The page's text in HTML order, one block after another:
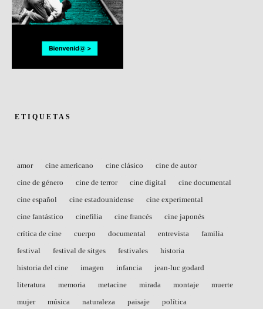
ETIQUETAS
amor cine americano cine clásico
cine de autor
cine de género
cine de terror cine digital
cine documental
cine español
cine estadounidense
cine experimental
cine fantástico
cinefilia cine francés
cine japonés
crítica de cine
cuerpo documental entrevista
familia
festival
festival de sitges festivales
historia
historia del cine
imagen infancia
jean-luc godard
literatura
memoria metacine mirada montaje
muerte
mujer
música naturaleza paisaje
política